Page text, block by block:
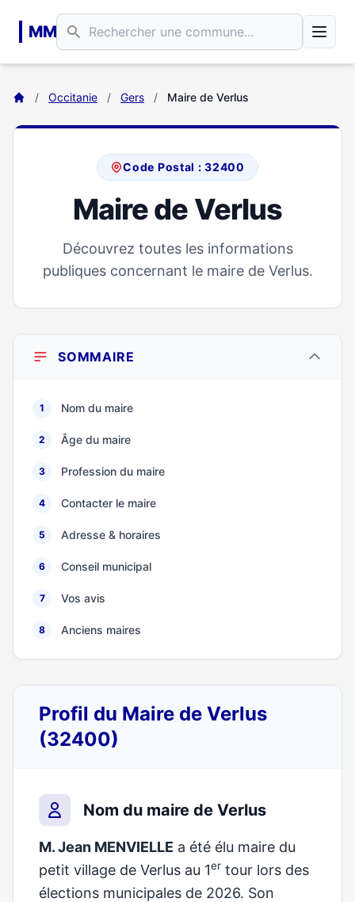
MM
/ Occitanie / Gers / Maire de Verlus
Code Postal : 32400
Maire de Verlus
Découvrez toutes les informations
publiques concernant le maire de Verlus.
SOMMAIRE
1 Nom du maire
2 Âge du maire
3 Profession du maire
4 Contacter le maire
5 Adresse & horaires
6 Conseil municipal
7 Vos avis
8 Anciens maires
Profil du Maire de Verlus
(32400)
Nom du maire de Verlus
M. Jean MENVIELLE a été élu maire du
petit village de Verlus au 1er tour lors des
élections municipales de 2026. Son